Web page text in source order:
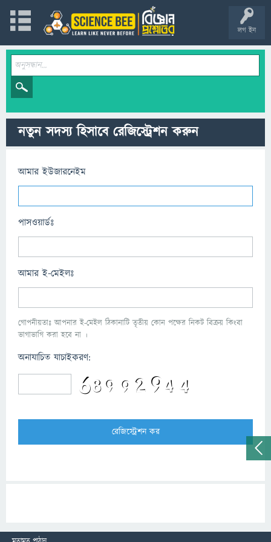
লগ ইন
নতুন সদস্য হিসাবে রেজিস্ট্রেশন করুন
আমার ইউজারনেইম
পাসওয়ার্ডঃ
আমার ই-মেইলঃ
গোপনীয়তাঃ আপনার ই-মেইল ঠিকানাটি তৃতীয় কোন পক্ষের নিকট বিক্রয় কিংবা
ভাগাভাগি করা হবে না ।
অনাযাচিত যাচাইকরণ: